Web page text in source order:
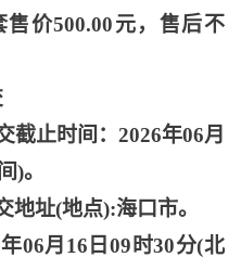
价500.00元，售后不
截止时间：2026年06月
)。
地址(地点):海口市。
06月16日09时30分(北